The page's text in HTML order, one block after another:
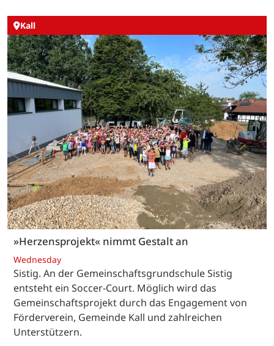
Kall
»Herzensprojekt« nimmt Gestalt an
Wednesday
Sistig. An der Gemeinschaftsgrundschule Sistig
entsteht ein Soccer-Court. Möglich wird das
Gemeinschaftsprojekt durch das Engagement von
Förderverein, Gemeinde Kall und zahlreichen
Unterstützern.